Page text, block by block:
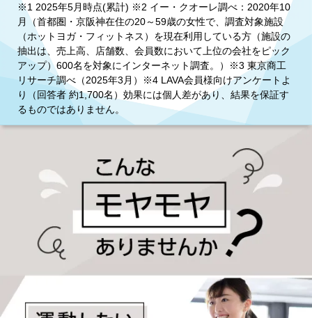
※1 2025年5月時点(累計) ※2 イー・クオーレ調べ：2020年10
月（首都圏・京阪神在住の20～59歳の女性で、調査対象施設
（ホットヨガ・フィットネス）を現在利用している方（施設の
抽出は、売上高、店舗数、会員数において上位の会社をピック
アップ）600名を対象にインターネット調査。）※3 東京商工
リサーチ調べ（2025年3月）※4 LAVA会員様向けアンケートよ
り（回答者 約1,700名）効果には個人差があり、結果を保証す
るものではありません。